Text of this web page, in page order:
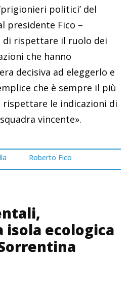
politici’ del
presidente Fico –
di rispettare il ruolo dei
che hanno
decisiva ad eleggerlo e
che è sempre il più
rispettare le indicazioni di
vincente».
Roberto Fico
isola ecologica